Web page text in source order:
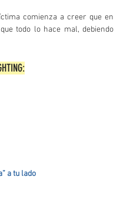
comienza a creer que en
todo lo hace mal, debiendo
a tu lado